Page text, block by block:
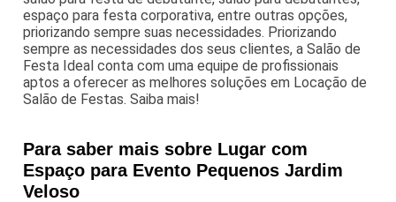
espaço para festa corporativa, entre outras opções,
priorizando sempre suas necessidades. Priorizando
sempre as necessidades dos seus clientes, a Salão de
Festa Ideal conta com uma equipe de profissionais
aptos a oferecer as melhores soluções em Locação de
Salão de Festas. Saiba mais!
Para saber mais sobre Lugar com
Espaço para Evento Pequenos Jardim
Veloso